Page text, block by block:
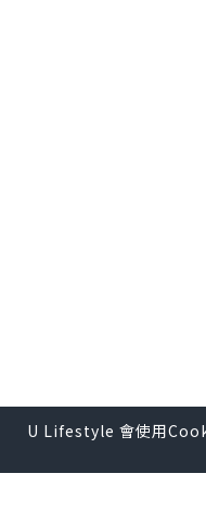
U Lifestyle 會使用